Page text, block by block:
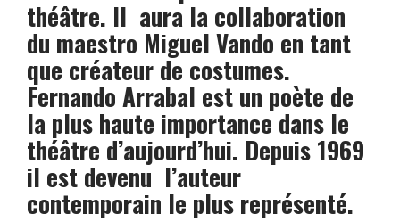
théâtre. Il aura la collaboration
du maestro Miguel Vando en tant
que créateur de costumes.
Fernando Arrabal est un poète de
la plus haute importance dans le
théâtre d’aujourd’hui. Depuis 1969
il est devenu l’auteur
contemporain le plus représenté.